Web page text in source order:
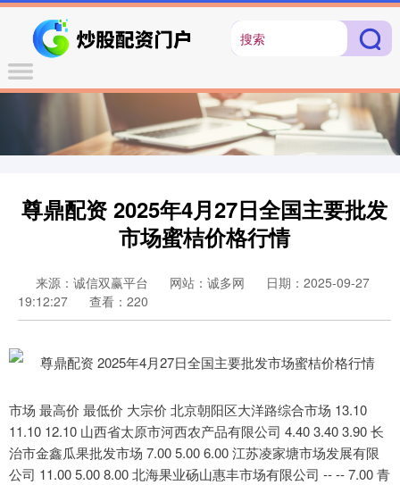
尊鼎配资 2025年4月27日全国主要批发
市场蜜桔价格行情
来源：诚信双赢平台 网站：诚多网
日期：2025-09-27
19:12:27
查看：220
市场 最高价 最低价 大宗价 北京朝阳区大洋路综合市场 13.10
11.10 12.10 山西省太原市河西农产品有限公司 4.40 3.40 3.90 长
治市金鑫瓜果批发市场 7.00 5.00 6.00 江苏凌家塘市场发展有限
公司 11.00 5.00 8.00 北海果业砀山惠丰市场有限公司 -- -- 7.00 青